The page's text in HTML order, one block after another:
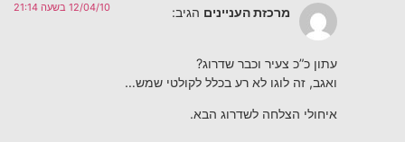
מרכזת העניינים הגיב: 12/04/10 בשעה 21:14
עתון כ”כ צעיר וכבר שדרוג?
ואגב, זה לוגו לא רע בכלל לקולטי שמש…
איחולי הצלחה לשדרוג הבא.